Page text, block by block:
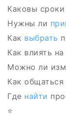
Каковы
Нужны ли
Как выбрать
Как влиять на
Можно ли
Как общаться
Где найти
⭐